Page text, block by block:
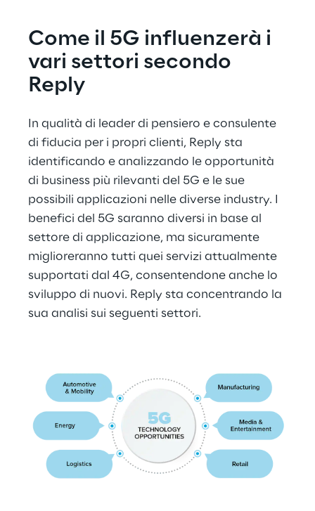
Come il 5G influenzerà i
vari settori secondo
Reply
In qualità di leader di pensiero e consulente
di fiducia per i propri clienti, Reply sta
identificando e analizzando le opportunità
di business più rilevanti del 5G e le sue
possibili applicazioni nelle diverse industry. I
benefici del 5G saranno diversi in base al
settore di applicazione, ma sicuramente
miglioreranno tutti quei servizi attualmente
supportati dal 4G, consentendone anche lo
sviluppo di nuovi. Reply sta concentrando la
sua analisi sui seguenti settori.